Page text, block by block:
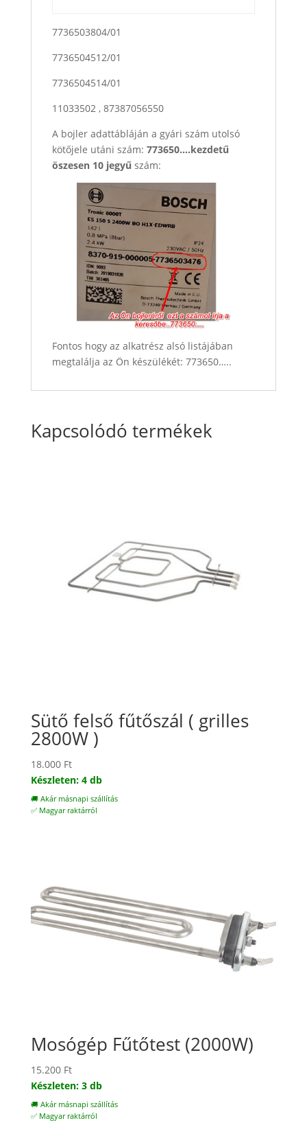
7736503804/01
7736504512/01
7736504514/01
11033502 , 87387056550
A bojler adattábláján a gyári szám utolsó
kötőjele utáni szám: 773650….kezdetű
öszesen 10 jegyűszám:
Fontos hogy az alkatrész alsó listájában
megtalálja az Ön készülékét: 773650…..
Kapcsolódó termékek
Sütő felső fűtőszál ( grilles
2800W )
18.000 Ft
Készleten: 4 db
🚚 Akár másnapi szállítás
✅ Magyar raktárról
Mosógép Fűtőtest (2000W)
15.200 Ft
Készleten: 3 db
🚚 Akár másnapi szállítás
✅ Magyar raktárról